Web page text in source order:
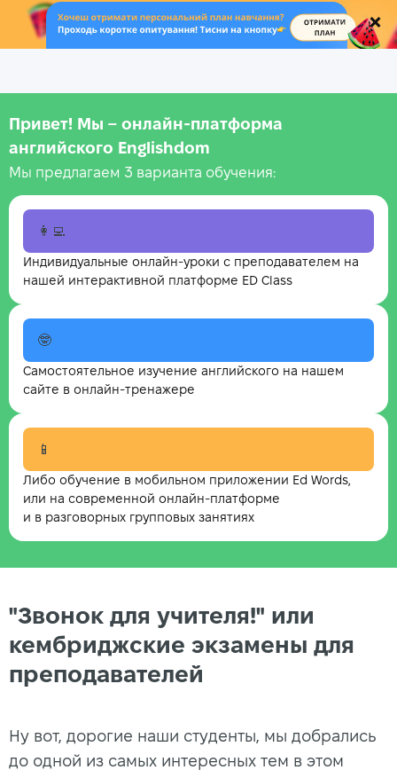
.
Привет! Мы – онлайн‑платформа
английского Englishdom
Мы предлагаем 3 варианта обучения:
👩‍💻
Индивидуальные онлайн-уроки с преподавателем на
нашей интерактивной платформе ED Class
🤓
Самостоятельное изучение английского на нашем
сайте в онлайн-тренажере
📱
Либо обучение в мобильном приложении Ed Words,
или на современной онлайн-платформе
и в разговорных групповых занятиях
"Звонок для учителя!" или
кембриджские экзамены для
преподавателей
Ну вот, дорогие наши студенты, мы добрались
до одной из самых интересных тем в этом